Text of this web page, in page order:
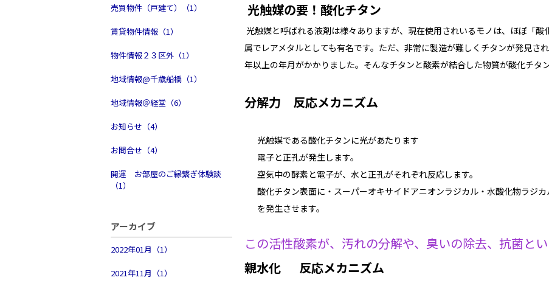
売買物件（戸建て）（1）
賃貸物件情報（1）
物件情報２３区外（1）
地域情報@千歳船橋（1）
地域情報＠経堂（6）
お知らせ（4）
お問合せ（4）
開運 お部屋のご縁繋ぎ体験談
（1）
アーカイブ
2022年01月（1）
2021年11月（1）
光触媒の要！酸化チタン
光触媒と呼ばれる液剤は様々ありますが、現在使用されいるモノは、ほぼ「
属でレアメタルとしても有名です。ただ、非常に製造が難しくチタンが発見さ
年以上の年月がかかりました。そんなチタンと酸素が結合した物質が酸化チタン
分解力 反応メカニズム
光触媒である酸化チタンに光があたります
電子と正孔が発生します。
空気中の酵素と電子が、水と正孔がそれぞれ反応します。
酸化チタン表面に・スーパーオキサイドアニオンラジカル・水酸化物ラジ
を発生させます。
この活性酸素が、汚れの分解や、臭いの除去、抗菌とい
親水化
反応メカニズム